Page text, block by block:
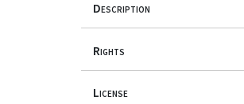
Description
Rights
License